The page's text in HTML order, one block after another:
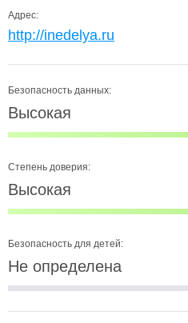
Адрес:
http://inedelya.ru
Безопасность данных:
Высокая
Степень доверия:
Высокая
Безопасность для детей:
Не определена